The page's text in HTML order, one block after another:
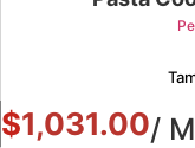
$1,031.00/